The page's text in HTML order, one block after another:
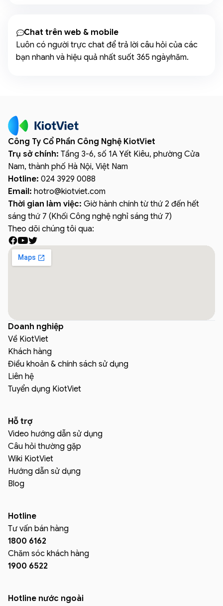
Chat trên web & mobile
Luôn có người trực chat để trả lời câu hỏi của các
bạn nhanh và hiệu quả nhất suốt 365 ngày/năm.
Công Ty Cổ Phần Công Nghệ KiotViet
Trụ sở chính: Tầng 3-6, số 1A Yết Kiêu, phường Cửa
Nam, thành phố Hà Nội, Việt Nam
Hotline: 024 3929 0088
Email: hotro@kiotviet.com
Thời gian làm việc: Giờ hành chính từ thứ 2 đến hết
sáng thứ 7 (Khối Công nghệ nghỉ sáng thứ 7)
Theo dõi chúng tôi qua:
Doanh nghiệp
Về KiotViet
Khách hàng
Điều khoản & chính sách sử dụng
Liên hệ
Tuyển dụng KiotViet
Hỗ trợ
Video hướng dẫn sử dụng
Câu hỏi thường gặp
Wiki KiotViet
Hướng dẫn sử dụng
Blog
Hotline
Tư vấn bán hàng
1800 6162
Chăm sóc khách hàng
1900 6522
Hotline nước ngoài